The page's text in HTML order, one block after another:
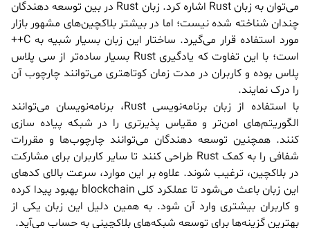
می‌توان به زبان Rust اشاره کرد. زبان Rust در بین توسعه دهندگان
چندان شناخته شده نیست؛ اما در بیشتر بلاکچین‌های مشهور بازار
مورد استفاده قرار می‌گیرد. ساختار این زبان بسیار شبیه به C++
است؛ با این تفاوت که یادگیری Rust بسیار ساده‌تر از سی پلاس
پلاس بوده و کاربران در مدت زمان کوتاهتری می‌توانند چارچوب آن
را درک نمایند.
با استفاده از زبان برنامه‌نویسی Rust، برنامه‌نویسان می‌توانند
الگوریتم‌های امن‌تر و مقیاس پذیرتری را در شبکه پیاده سازی
کنند. همچنین توسعه دهندگان می‌توانند چارچوب‌ها و مقررات
شفافی را به کمک Rust طراحی کنند تا سایر کاربران برای مشارکت
در بلاکچین، ترغیب شوند. علاوه بر این موارد، سرعت بالای کدهای
این زبان باعث می‌شود تا عملکرد کلی blockchain بهبود پیدا کرده
و کاربران بیشتری وارد آن شود. به همین دلیل این زبان یکی از
بهترین گزینه‌ها برای توسعه شبکه‌های بلاکچینی به حساب می‌آید.